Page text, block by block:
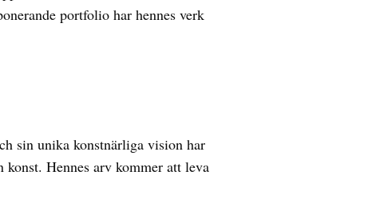
portfolio har hennes verk
sin unika konstnärliga vision har
Hennes arv kommer att leva